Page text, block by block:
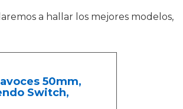
a hallar los mejores modelos,
50mm,
Switch,